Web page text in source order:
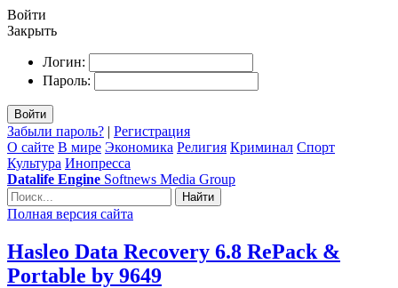
Войти
Закрыть
Логин:
Пароль:
Войти
Забыли пароль? | Регистрация
О сайте В мире Экономика Религия Криминал Спорт
Культура Инопресса
Datalife Engine Softnews Media Group
Найти
Полная версия сайта
Hasleo Data Recovery 6.8 RePack &
Portable by 9649